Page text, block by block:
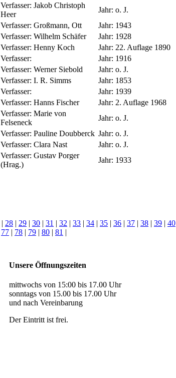
Verfasser: Jakob Christoph
Heer
Jahr: o. J.
Verfasser: Großmann, Ott Jahr: 1943
Verfasser: Wilhelm Schäfer Jahr: 1928
Verfasser: Henny Koch Jahr: 22. Auflage 1890
Verfasser: Jahr: 1916
Verfasser: Werner Siebold Jahr: o. J.
Verfasser: I. R. Simms Jahr: 1853
Verfasser: Jahr: 1939
Verfasser: Hanns Fischer Jahr: 2. Auflage 1968
Verfasser: Marie von
Felseneck
Jahr: o. J.
Verfasser: Pauline Doubberck Jahr: o. J.
Verfasser: Clara Nast Jahr: o. J.
Verfasser: Gustav Porger
(Hrag.)
Jahr: 1933
| 28 | 29 | 30 | 31 | 32 | 33 | 34 | 35 | 36 | 37 | 38 | 39 | 40
77 | 78 | 79 | 80 | 81 |
Unsere Öffnungszeiten
mittwochs von 15:00 bis 17.00 Uhr
sonntags von 15.00 bis 17.00 Uhr
und nach Vereinbarung
Der Eintritt ist frei.